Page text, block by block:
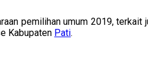
pemilihan umum 2019,
Kabupaten Pati.